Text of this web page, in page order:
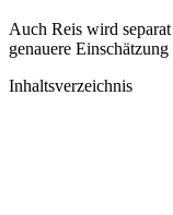
Auch Reis wird
genauere
Inhaltsverzeichnis​